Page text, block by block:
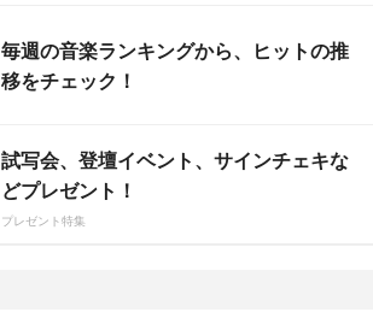
毎週の音楽ランキングから、ヒットの推
移をチェック！
試写会、登壇イベント、サインチェキな
どプレゼント！
プレゼント特集